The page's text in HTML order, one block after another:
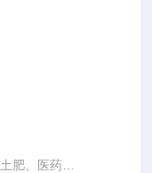
肥、医药